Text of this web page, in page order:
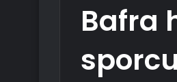
Bafra